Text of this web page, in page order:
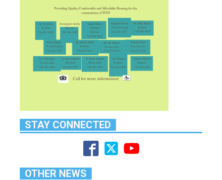
STAY CONNECTED
OTHER NEWS